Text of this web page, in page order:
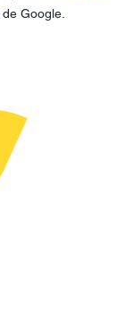
de Google.